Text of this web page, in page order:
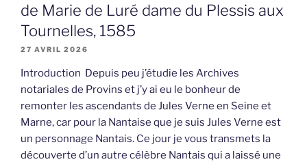
de Marie de Luré dame du Plessis aux
Tournelles, 1585
27 AVRIL 2026
Introduction Depuis peu j’étudie les Archives
notariales de Provins et j’y ai eu le bonheur de
remonter les ascendants de Jules Verne en Seine et
Marne, car pour la Nantaise que je suis Jules Verne est
un personnage Nantais. Ce jour je vous transmets la
découverte d’un autre célèbre Nantais qui a laissé une